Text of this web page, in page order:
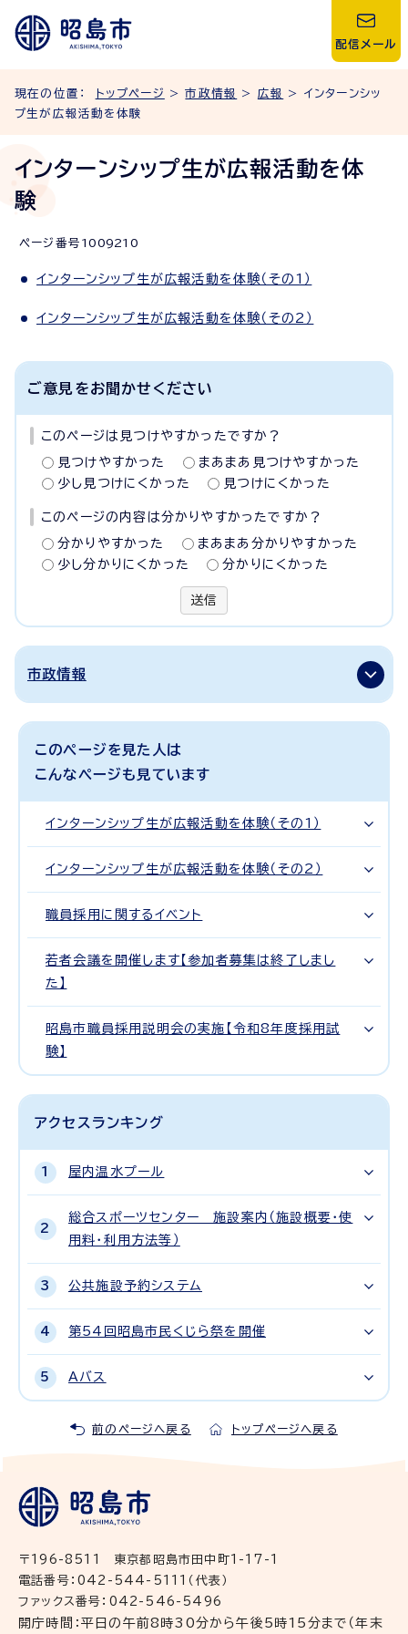
配信メール
現在の位置： トップページ >市政情報 > 広報
> インターンシッ
プ生が広報活動を体験
インターンシップ生が広報活動を体
験
ページ番号 1009210
インターンシップ生が広報活動を体験（その1）
インターンシップ生が広報活動を体験（その2）
ご意見をお聞かせください
このページは見つけやすかったですか？
見つけやすかった
まあまあ見つけやすかった
少し見つけにくかった
見つけにくかった
このページの内容は分かりやすかったですか？
分かりやすかった
まあまあ分かりやすかった
少し分かりにくかった
分かりにくかった
送信
市政情報
このページを見た人は
こんなページも見ています
インターンシップ生が広報活動を体験（その1）
インターンシップ生が広報活動を体験（その2）
職員採用に関するイベント
若者会議を開催します【参加者募集は終了しまし
た】
昭島市職員採用説明会の実施【令和8年度採用試
験】
アクセスランキング
屋内温水プール
総合スポーツセンター 施設案内（施設概要・使
用料・利用方法等）
公共施設予約システム
第54回昭島市民くじら祭を開催
Aバス
前のページへ戻る トップページへ戻る
〒196-8511 東京都昭島市田中町1-17-1
電話番号：042-544-5111（代表）
ファックス番号：042-546-5496
開庁時間：平日の午前8時30分から午後5時15分まで（年末